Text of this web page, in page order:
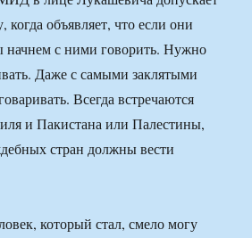
объявляет, что если они
начнем с ними говорить. Нужно
Даже с самыми заклятыми
Всегда встречаются
и Пакистана или Палестины,
стран должны вести
который стал, смело могу